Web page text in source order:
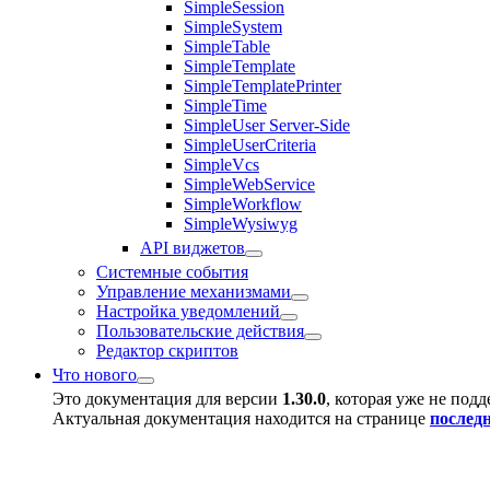
SimpleSession
SimpleSystem
SimpleTable
SimpleTemplate
SimpleTemplatePrinter
SimpleTime
SimpleUser Server-Side
SimpleUserCriteria
SimpleVcs
SimpleWebService
SimpleWorkflow
SimpleWysiwyg
API виджетов
Системные события
Управление механизмами
Настройка уведомлений
Пользовательские действия
Редактор скриптов
Что нового
Это документация для версии 1.30.0, которая уже не
Актуальная документация находится на странице